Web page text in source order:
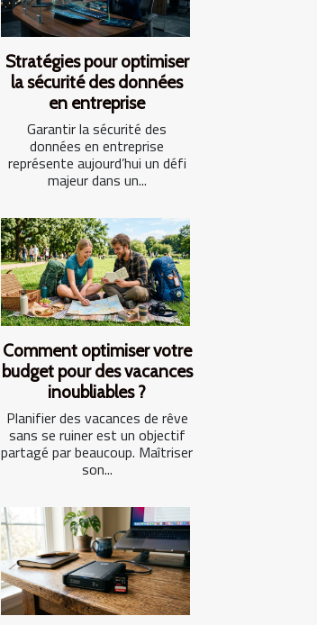
Stratégies pour optimiser
la sécurité des données
en entreprise
Garantir la sécurité des
données en entreprise
représente aujourd’hui un défi
majeur dans un...
Comment optimiser votre
budget pour des vacances
inoubliables ?
Planifier des vacances de rêve
sans se ruiner est un objectif
partagé par beaucoup. Maîtriser
son...